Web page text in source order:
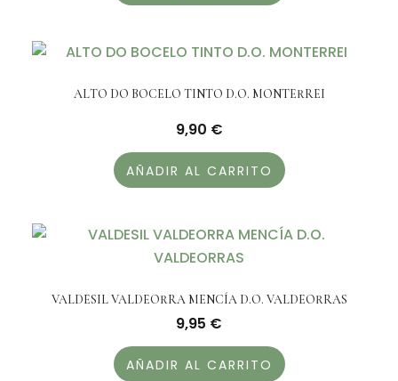
ALTO DO BOCELO TINTO D.O. MONTERREI
9,90 €
AÑADIR AL CARRITO
VALDESIL VALDEORRA MENCÍA D.O. VALDEORRAS
9,95 €
AÑADIR AL CARRITO